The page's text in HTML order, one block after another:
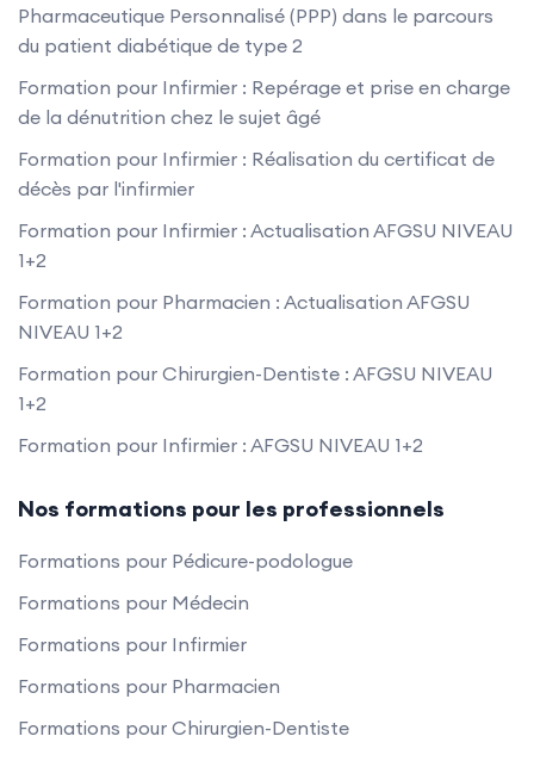
Pharmaceutique Personnalisé (PPP) dans le parcours
du patient diabétique de type 2
Formation pour Infirmier : Repérage et prise en charge
de la dénutrition chez le sujet âgé
Formation pour Infirmier : Réalisation du certificat de
décès par l'infirmier
Formation pour Infirmier : Actualisation AFGSU NIVEAU
1+2
Formation pour Pharmacien : Actualisation AFGSU
NIVEAU 1+2
Formation pour Chirurgien-Dentiste : AFGSU NIVEAU
1+2
Formation pour Infirmier : AFGSU NIVEAU 1+2
Nos formations pour les professionnels
Formations pour Pédicure-podologue
Formations pour Médecin
Formations pour Infirmier
Formations pour Pharmacien
Formations pour Chirurgien-Dentiste